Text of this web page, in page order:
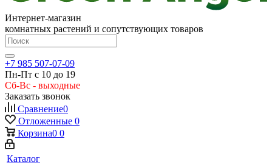
Интернет-магазин
комнатных растений и сопутствующих товаров
+7 985 507-07-09
Пн-Пт с 10 до 19
Сб-Вс - выходные
Заказать звонок
Сравнение0
Отложенные 0
Корзина0 0
Каталог